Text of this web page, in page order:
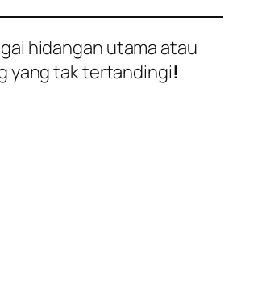
hidangan utama atau
yang tak tertandingi!